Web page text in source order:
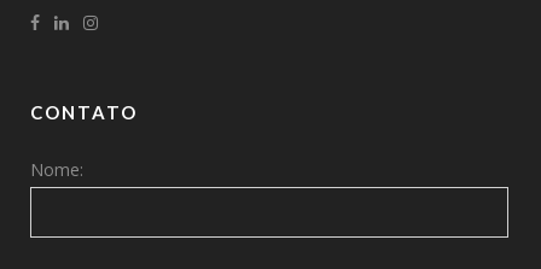
CONTATO
Nome: